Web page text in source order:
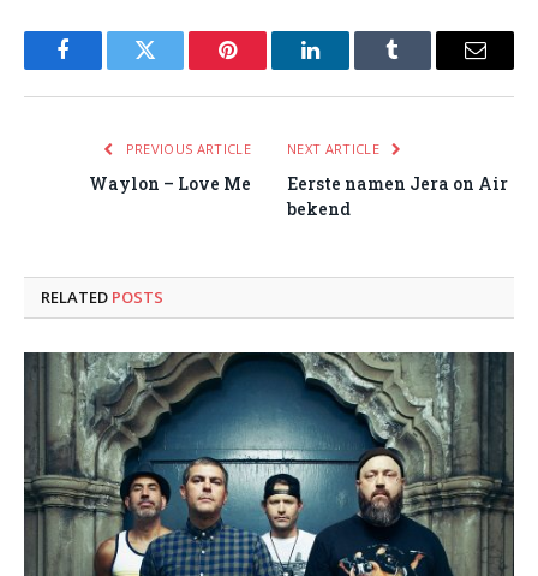
FacebookTwitter Pinterest LinkedInTumblr Email
PREVIOUS ARTICLE
Waylon – Love Me
NEXT ARTICLE
Eerste namen Jera on Air
bekend
RELATED POSTS